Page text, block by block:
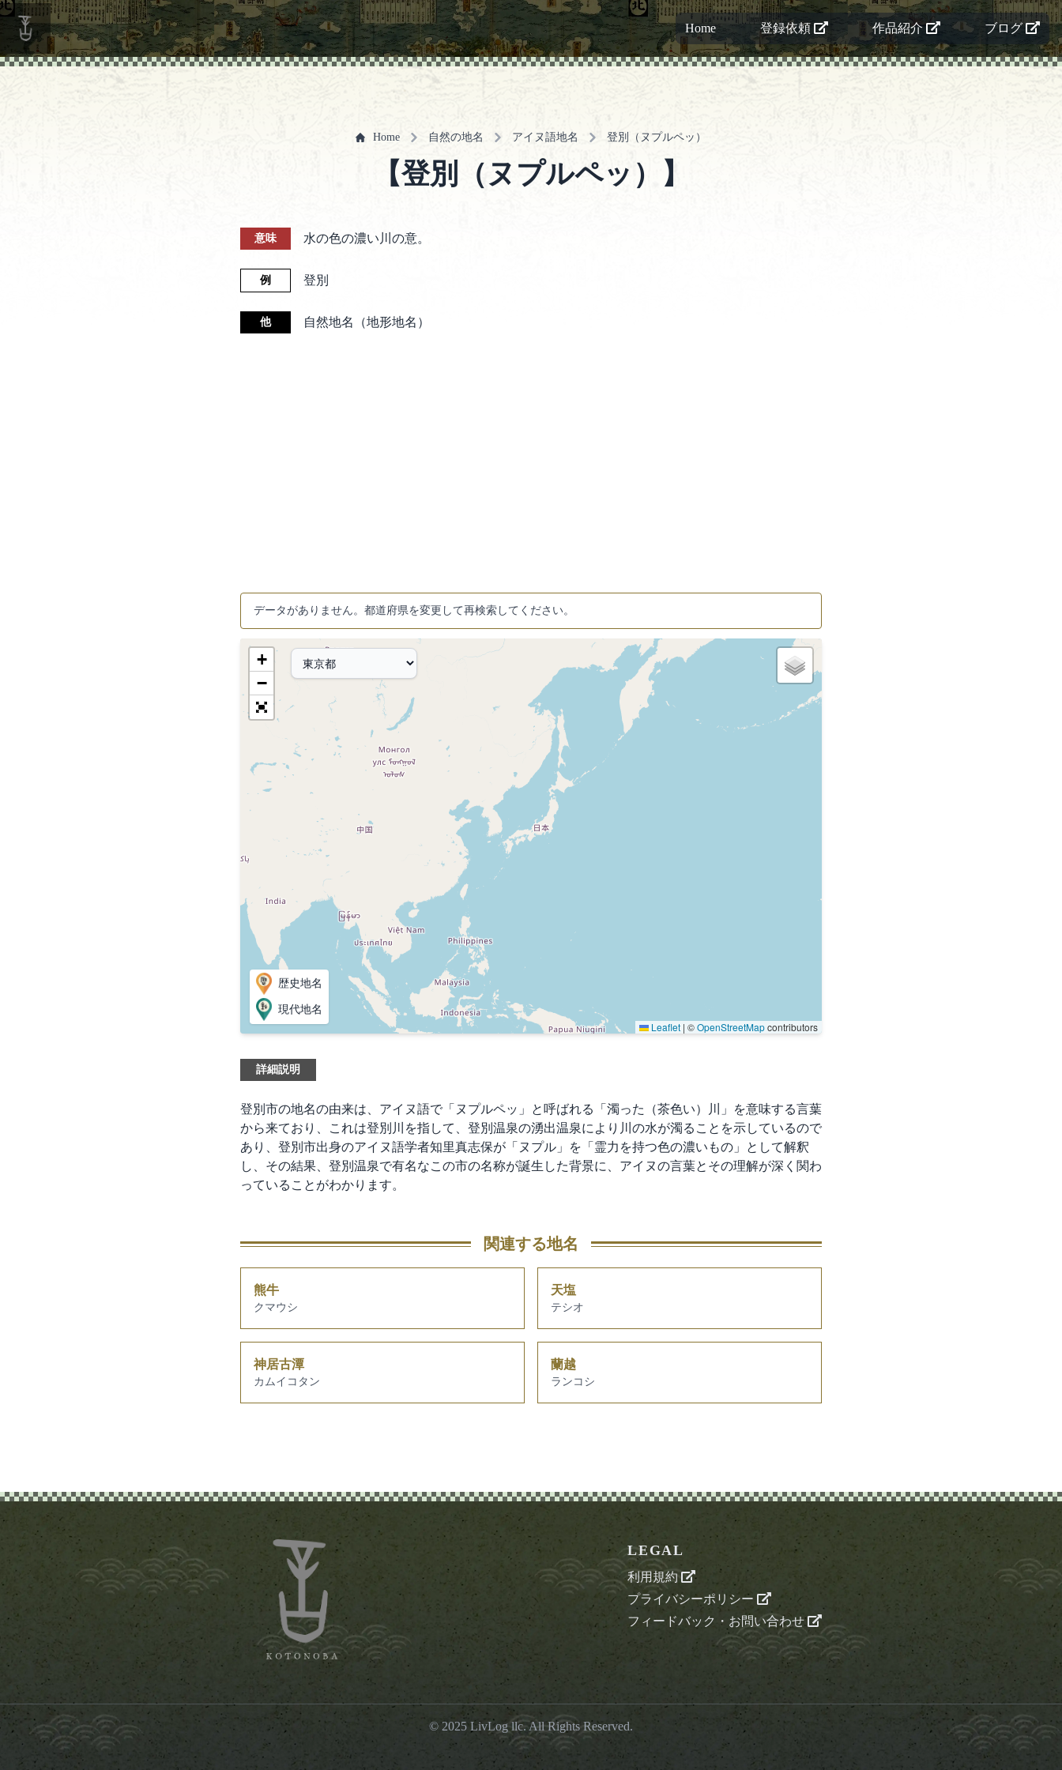
Home 登録依頼 作品紹介 ブログ
Home 自然の地名 アイヌ語地名 登別（ヌプルペッ）
【登別（ヌプルペッ）】
意味 水の色の濃い川の意。
例 登別
他 自然地名（地形地名）
データがありません。都道府県を変更して再検索してください。
歴史地名
現代地名
+
−
Leaflet | ©OpenStreetMapcontributors
詳細説明
登別市の地名の由来は、アイヌ語で「ヌプルペッ」と呼ばれる「濁った（茶色い）川」を意味する言葉
から来ており、これは登別川を指して、登別温泉の湧出温泉により川の水が濁ることを示しているので
あり、登別市出身のアイヌ語学者知里真志保が「ヌプル」を「霊力を持つ色の濃いもの」として解釈
し、その結果、登別温泉で有名なこの市の名称が誕生した背景に、アイヌの言葉とその理解が深く関わ
っていることがわかります。
関連する地名
熊牛
クマウシ
天塩
テシオ
神居古潭
カムイコタン
蘭越
ランコシ
LEGAL
利用規約
プライバシーポリシー
フィードバック・お問い合わせ
© 2025 LivLog llc. All Rights Reserved.